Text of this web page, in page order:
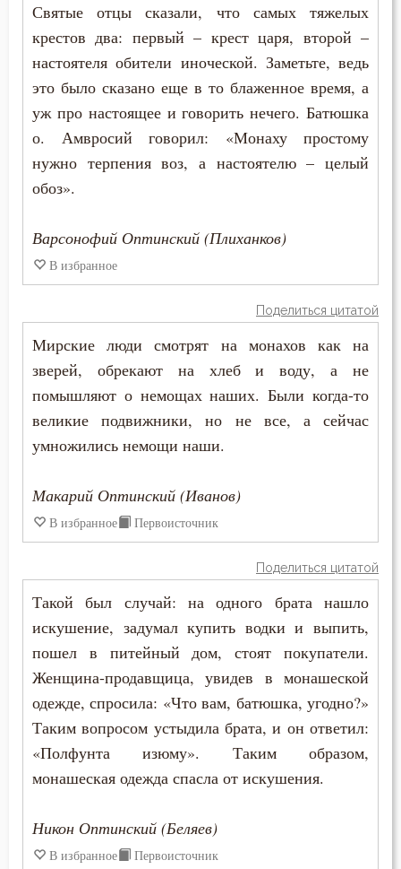
Гадание
Глаза
Гнев Божий
Гонение
Господь
Грех
Девство
Дело
Дети
Добро
Добродетель
Друг
Духовная жизнь
Душа
Еда
Елеосвящение
Святые отцы сказали, что самых тяжелых
крестов два: первый – крест царя, второй –
настоятеля обители иноческой. Заметьте, ведь
это было сказано еще в то блаженное время, а
уж про настоящее и говорить нечего. Батюшка
о. Амвросий говорил: «Монаху простому
нужно терпения воз, а настоятелю – целый
обоз».
Варсонофий Оптинский (Плиханков)
В избранное
Поделиться цитатой
Мирские люди смотрят на монахов как на
зверей, обрекают на хлеб и воду, а не
помышляют о немощах наших. Были когда-то
великие подвижники, но не все, а сейчас
умножились немощи наши.
Макарий Оптинский (Иванов)
В избранное Первоисточник
Поделиться цитатой
Такой был случай: на одного брата нашло
искушение, задумал купить водки и выпить,
пошел в питейный дом, стоят покупатели.
Женщина-продавщица, увидев в монашеской
одежде, спросила: «Что вам, батюшка, угодно?»
Таким вопросом устыдила брата, и он ответил:
«Полфунта изюму». Таким образом,
монашеская одежда спасла от искушения.
Никон Оптинский (Беляев)
В избранное Первоисточник